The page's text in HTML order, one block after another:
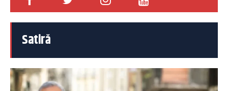
Satiră